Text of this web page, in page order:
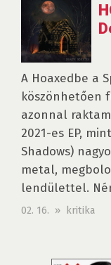
A Hoaxedbe a
köszönhetően
azonnal
2021-es EP,
Shadows)
metal,
lendülettel.
02. 16. » kritika